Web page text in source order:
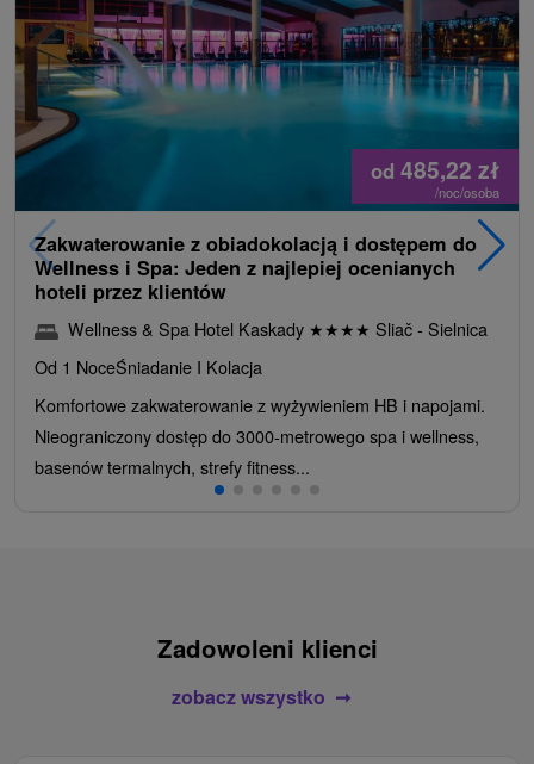
od 485,22 zł
/noc/osoba
Zakwaterowanie z obiadokolacją i dostępem do
Wellness i Spa: Jeden z najlepiej ocenianych
hoteli przez klientów
Wellness & Spa Hotel Kaskady ★★★★ Sliač - Sielnica
Od 1 NoceŚniadanie I Kolacja
Komfortowe zakwaterowanie z wyżywieniem HB i napojami.
Nieograniczony dostęp do 3000-metrowego spa i wellness,
basenów termalnych, strefy fitness...
Zadowoleni klienci
zobacz wszystko